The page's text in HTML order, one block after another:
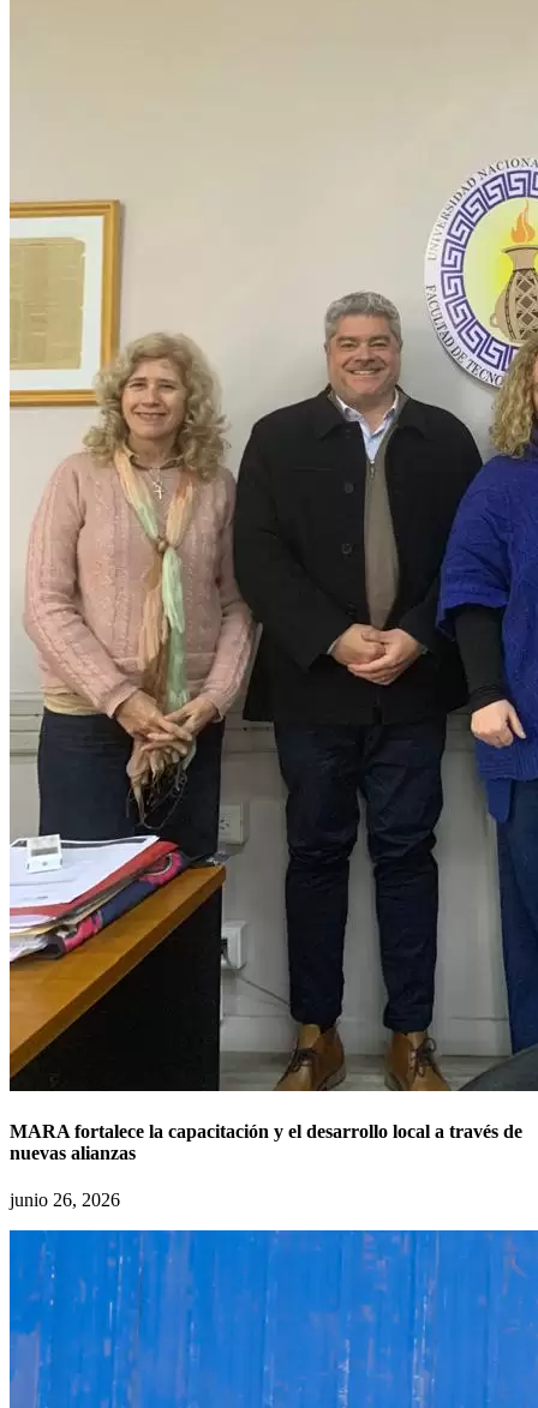
MARA fortalece la capacitación y el desarrollo local a través de
nuevas alianzas
junio 26, 2026